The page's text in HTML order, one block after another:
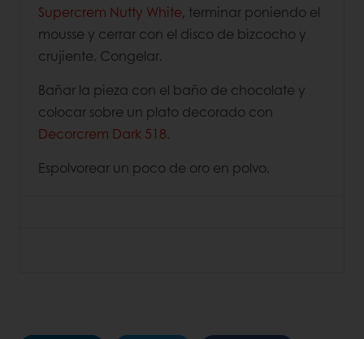
Supercrem Nutty White, terminar poniendo el
mousse y cerrar con el disco de bizcocho y
crujiente. Congelar.
Bañar la pieza con el baño de chocolate y
colocar sobre un plato decorado con
Decorcrem Dark 518.
Espolvorear un poco de oro en polvo.